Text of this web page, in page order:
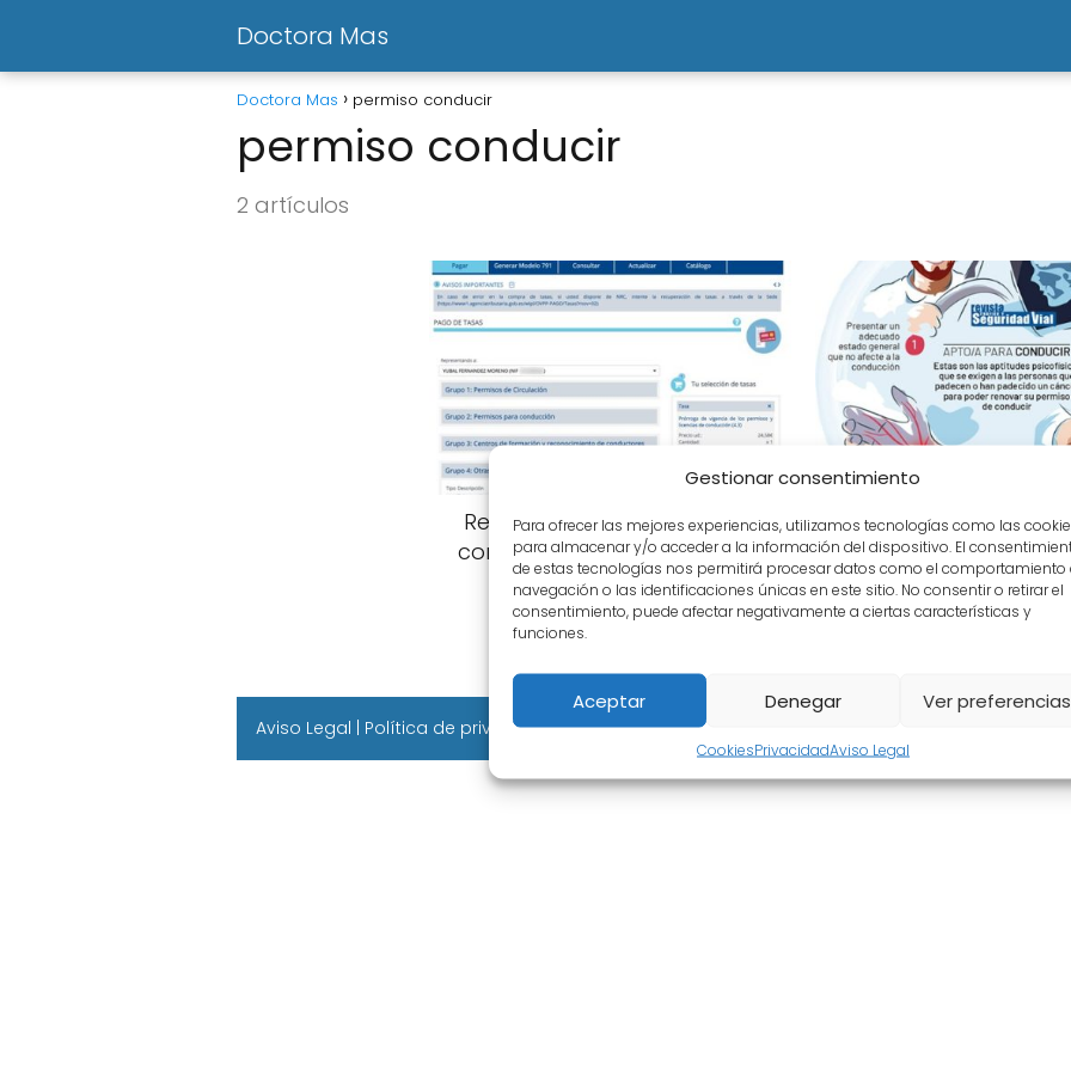
Gestionar consentimiento
Para ofrecer las mejores experiencias, utilizamos tecnologías como las
para almacenar y/o acceder a la información del dispositivo. El
de estas tecnologías nos permitirá procesar datos como el comportamiento
navegación o las identificaciones únicas en este sitio. No consentir o retirar el
consentimiento, puede afectar negativamente a ciertas características y
funciones.
Aceptar Denegar Ver preferencias
CookiesPrivacidadAviso Legal
Doctora Mas
Doctora Mas permiso conducir
permiso conducir
2 artículos
Renovación del permiso de
conducir por vía telemática.
Si he tenido cáncer
renovar mi
conducir?
Aviso Legal Política de privacidad|Cookies|Mapa del sitio